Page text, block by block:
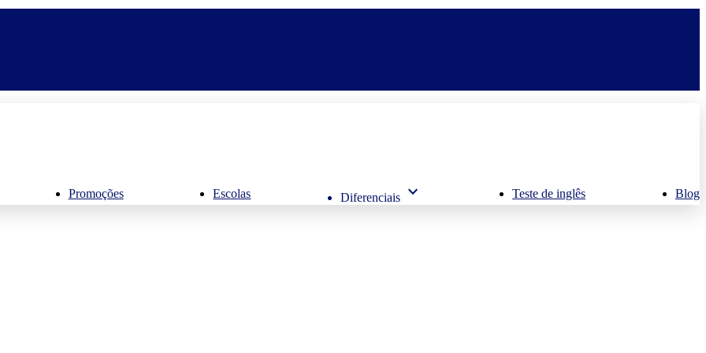
Promoções Escolas Diferenciais keyboard_arrow_down Teste de inglês Blog